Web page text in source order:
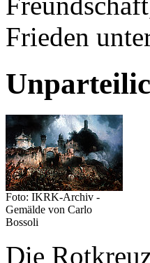
Frieden
Foto: IKRK-Archiv -
Gemälde von Carlo
Bossoli
Die